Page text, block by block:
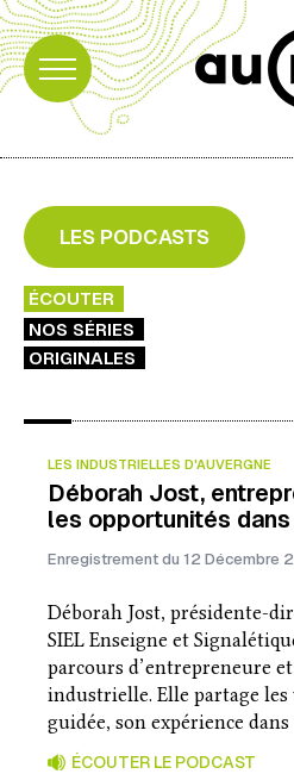
LES PODCASTS
ÉCOUTER
NOS SÉRIES
ORIGINALES
LES INDUSTRIELLES D'AUVERGNE
Déborah Jost,
les opportunités dans
Enregistrement du 12 Décembre
Déborah Jost, présidente-
SIEL Enseigne et
parcours d’entrepreneure
industrielle. Elle partage les
guidée, son expérience
ÉCOUTER LE PODCAST